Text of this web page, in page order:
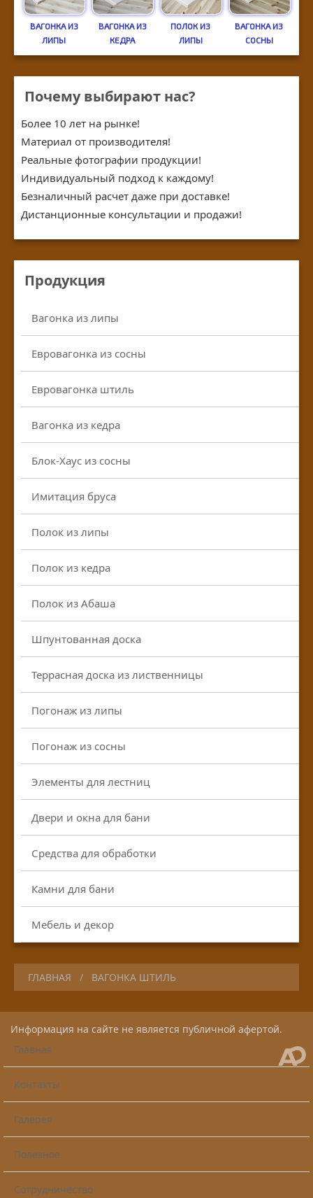
ВАГОНКА ИЗ
ЛИПЫ
ВАГОНКА ИЗ
КЕДРА
ПОЛОК ИЗ
ЛИПЫ
ВАГОНКА ИЗ
СОСНЫ
Почему выбирают нас?
Более 10 лет на рынке!
Материал от производителя!
Реальные фотографии продукции!
Индивидуальный подход к каждому!
Безналичный расчет даже при доставке!
Дистанционные консультации и продажи!
Продукция
Вагонка из липы
Евровагонка из сосны
Евровагонка штиль
Вагонка из кедра
Блок-Хаус из сосны
Имитация бруса
Полок из липы
Полок из кедра
Полок из Абаша
Шпунтованная доска
Террасная доска из лиственницы
Погонаж из липы
Погонаж из сосны
Элементы для лестниц
Двери и окна для бани
Средства для обработки
Камни для бани
Мебель и декор
ГЛАВНАЯ ВАГОНКА ШТИЛЬ
Информация на сайте не является публичной афертой.
Главная
Контакты
Галерея
Полезное
Сотрудничество